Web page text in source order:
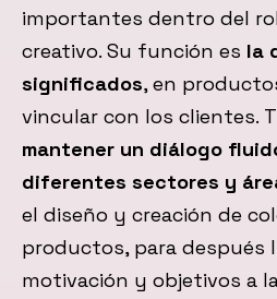
importantes dentro del
creativo. Su función es la
significados, en
vincular con los clientes.
mantener un diálogo
diferentes sectores y
el diseño y creación de
productos, para después
motivación y objetivos a